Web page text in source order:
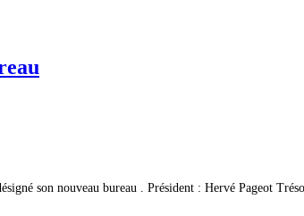
son nouveau bureau . Président : Hervé Pageot